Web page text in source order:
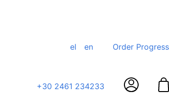
el en Order Progress
+30 2461 234233